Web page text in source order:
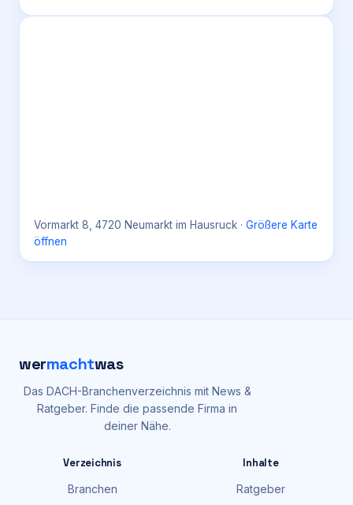
Vormarkt 8, 4720 Neumarkt im Hausruck · Größere Karte
öffnen
wermachtwas
Das DACH-Branchenverzeichnis mit News &
Ratgeber. Finde die passende Firma in
deiner Nähe.
Verzeichnis
Branchen
Inhalte
Ratgeber